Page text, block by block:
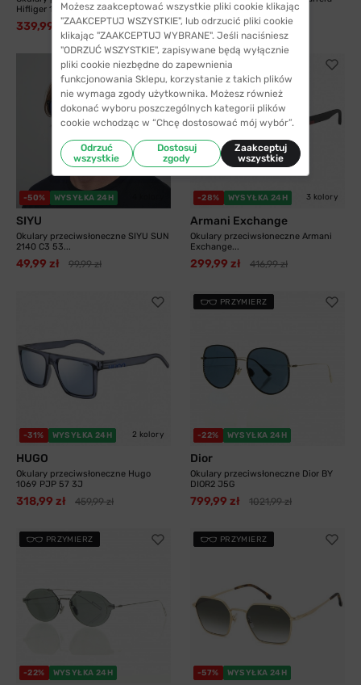
Hifliger 1811...
339,99 zł 538,99 zł
8055 003 58...
325,99 zł 413,99 zł
-50% WYSYŁKA 24H
SIYU
Okulary przeciwsłoneczne SIYU SUN
2140 C3 53...
49,99 zł 99,99 zł
-28% WYSYŁKA 24H 3 kolory
Armani Exchange
Okulary przeciwsłoneczne Armani
Exchange...
299,99 zł 416,99 zł
-31% WYSYŁKA 24H 2 kolory
HUGO
Okulary przeciwsłoneczne Hugo
1069 PJP 57 3J
318,99 zł 459,99 zł
PRZYMIERZ
-22% WYSYŁKA 24H
Dior
Okulary przeciwsłoneczne Dior BY
DIOR2 J5G
799,99 zł 1021,99 zł
PRZYMIERZ
-22% WYSYŁKA 24H
PRZYMIERZ
-57% WYSYŁKA 24H
Możesz zaakceptować wszystkie pliki cookie klikając
"ZAAKCEPTUJ WSZYSTKIE", lub odrzucić pliki cookie
klikając "ZAAKCEPTUJ WYBRANE". Jeśli naciśniesz
"ODRZUĆ WSZYSTKIE", zapisywane będą wyłącznie
pliki cookie niezbędne do zapewnienia
funkcjonowania Sklepu, korzystanie z takich plików
nie wymaga zgody użytkownika. Możesz również
dokonać wyboru poszczególnych kategorii plików
cookie wchodząc w “Chcę dostosować mój wybór”.
Odrzuć
wszystkie
Dostosuj
zgody
Zaakceptuj
wszystkie